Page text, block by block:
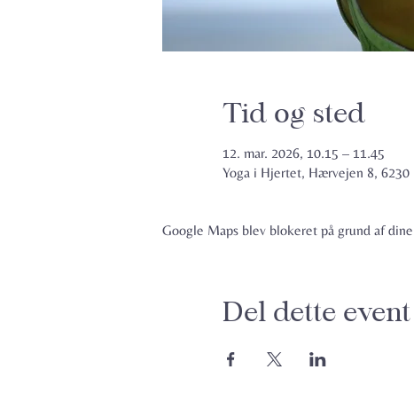
Tid og sted
12. mar. 2026, 10.15 – 11.45
Yoga i Hjertet, Hærvejen 8, 6230
Google Maps blev blokeret på grund af
Del dette event